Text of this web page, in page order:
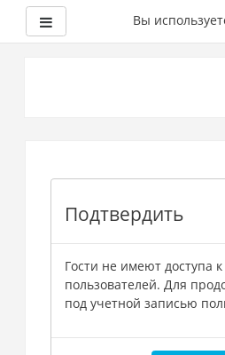
Боковая панель
Вы
Подтвердить
Гости не имеют доступа
пользователей. Для
под учетной записью